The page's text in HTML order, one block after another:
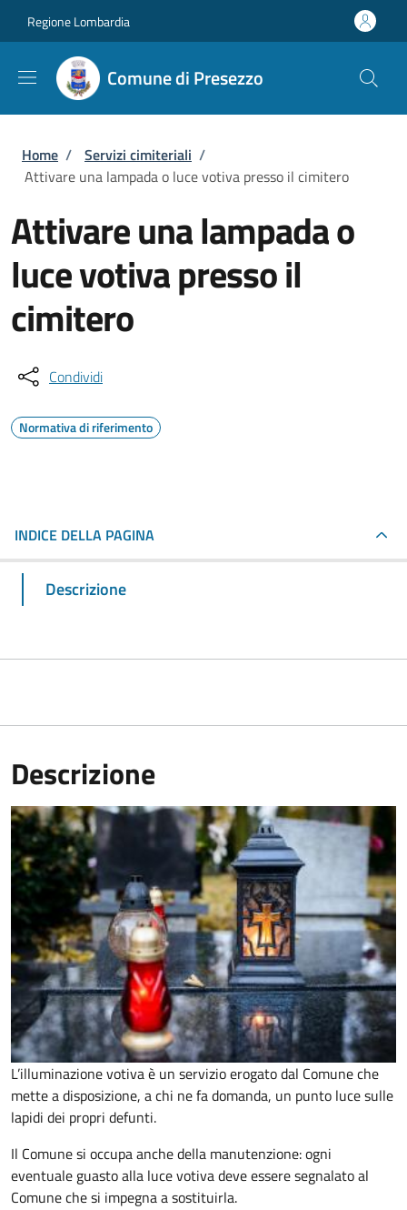
Regione Lombardia
Comune di Presezzo
Briciole di pane
Home / Servizi cimiteriali /
Attivare una lampada o luce votiva presso il cimitero
Attivare una lampada o
luce votiva presso il
cimitero
Condividi
Normativa di riferimento
INDICE DELLA PAGINA
Descrizione
Descrizione
L’illuminazione votiva è un servizio erogato dal Comune che
mette a disposizione, a chi ne fa domanda, un punto luce sulle
lapidi dei propri defunti.
Il Comune si occupa anche della manutenzione: ogni
eventuale guasto alla luce votiva deve essere segnalato al
Comune che si impegna a sostituirla.